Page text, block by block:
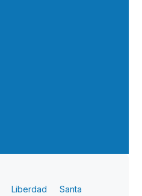
Liberdad
Santa